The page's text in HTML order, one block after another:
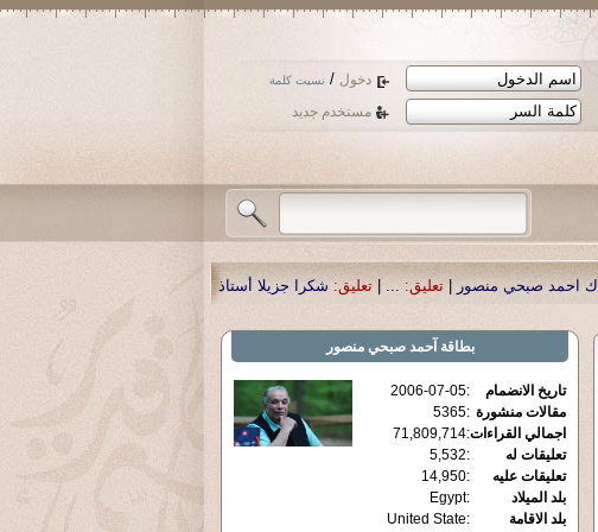
دخول / نسيت كلمة
مستخدم جديد
...
|تعليق: شكرا جزيلا أستاذ حمد الحمد .أكرمكم الله .|تعليق:
بطاقة آحمد صبحي منصور
تاريخ الانضمام :
2006-07-05
مقالات منشورة :
5365
اجمالي القراءات:
71,809,714
تعليقات له
:
5,532
تعليقات عليه
:
14,950
بلد الميلاد
:
Egypt
بلد الاقامة
:
United State